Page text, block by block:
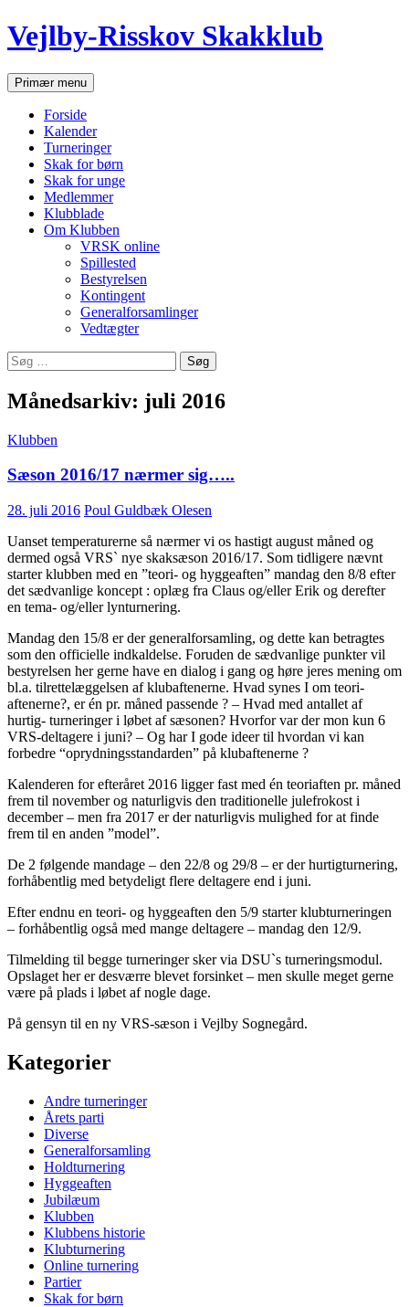
Hop
til
Vejlby-Risskov Skakklub
SøgPrimær menu
Forside
Kalender
Turneringer
Skak for børn
Skak for unge
Medlemmer
Klubblade
Om Klubben
VRSK online
Spillested
Bestyrelsen
Kontingent
Generalforsamlinger
Vedtægter
Søg
efter:
Månedsarkiv: juli 2016
Klubben
Sæson 2016/17 nærmer sig…..
28. juli 2016 Poul Guldbæk Olesen
Uanset temperaturerne så nærmer vi os hastigt august måned og
dermed også VRS` nye skaksæson 2016/17. Som tidligere nævnt
starter klubben med en ”teori- og hyggeaften” mandag den 8/8 efter
det sædvanlige koncept : oplæg fra Claus og/eller Erik og derefter
en tema- og/eller lynturnering.
Mandag den 15/8 er der generalforsamling, og dette kan betragtes
som den officielle indkaldelse. Foruden de sædvanlige punkter vil
bestyrelsen her gerne have en dialog i gang og høre jeres mening om
bl.a. tilrettelæggelsen af klubaftenerne. Hvad synes I om teori-
aftenerne?, er én pr. måned passende ? – Hvad med antallet af
hurtig- turneringer i løbet af sæsonen? Hvorfor var der mon kun 6
VRS-deltagere i juni? – Og har I gode ideer til hvordan vi kan
forbedre “oprydningsstandarden” på klubaftenerne ?
Kalenderen for efteråret 2016 ligger fast med én teoriaften pr. måned
frem til november og naturligvis den traditionelle julefrokost i
december – men fra 2017 er der naturligvis mulighed for at finde
frem til en anden ”model”.
De 2 følgende mandage – den 22/8 og 29/8 – er der hurtigturnering,
forhåbentlig med betydeligt flere deltagere end i juni.
Efter endnu en teori- og hyggeaften den 5/9 starter klubturneringen
– forhåbentlig også med mange deltagere – mandag den 12/9.
Tilmelding til begge turneringer sker via DSU`s turneringsmodul.
Opslaget her er desværre blevet forsinket – men skulle meget gerne
være på plads i løbet af nogle dage.
På gensyn til en ny VRS-sæson i Vejlby Sognegård.
Kategorier
Andre turneringer
Årets parti
Diverse
Generalforsamling
Holdturnering
Hyggeaften
Jubilæum
Klubben
Klubbens historie
Klubturnering
Online turnering
Partier
Skak for børn